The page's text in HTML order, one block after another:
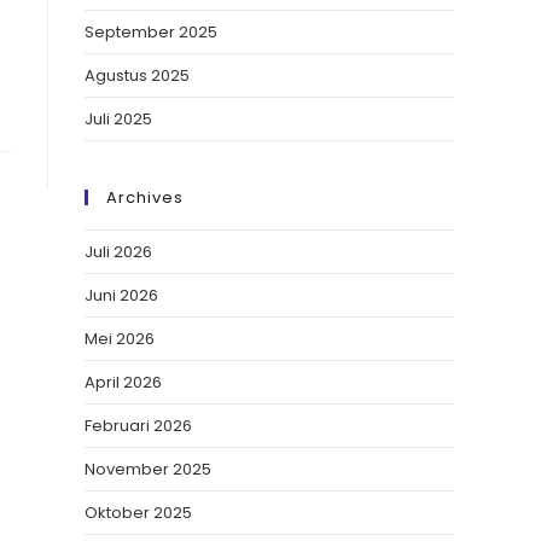
September 2025
Agustus 2025
Juli 2025
Archives
Juli 2026
Juni 2026
Mei 2026
April 2026
Februari 2026
November 2025
Oktober 2025